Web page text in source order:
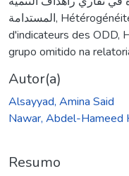
المستدامة,
d'indicateurs des ODD,
grupo omitido na
Autor(a)
Alsayyad, Amina Said
Nawar, Abdel-Hameed
Resumo